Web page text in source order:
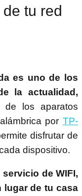
tu red
es uno de los
la actualidad,
de los aparatos
por TP-
disfrutar de
dispositivo.
de WIFI,
lugar de tu casa